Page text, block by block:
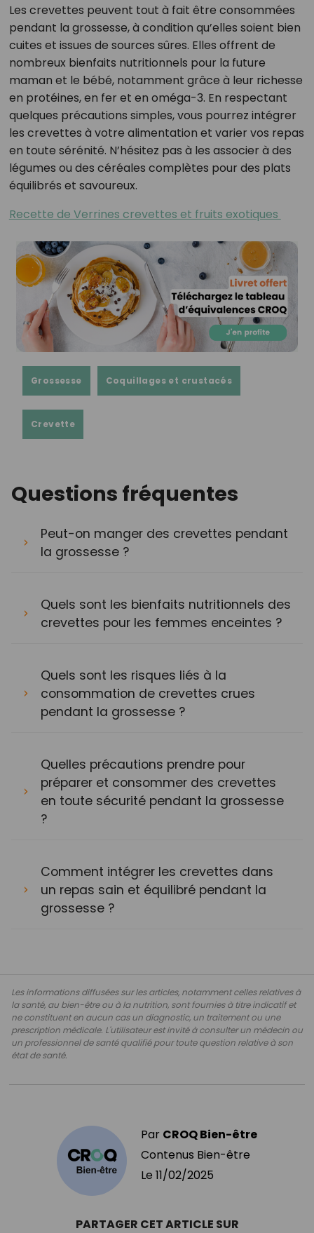
Les crevettes peuvent tout à fait être consommées
pendant la grossesse, à condition qu’elles soient bien
cuites et issues de sources sûres. Elles offrent de
nombreux bienfaits nutritionnels pour la future
maman et le bébé, notamment grâce à leur richesse
en protéines, en fer et en oméga-3. En respectant
quelques précautions simples, vous pourrez intégrer
les crevettes à votre alimentation et varier vos repas
en toute sérénité. N’hésitez pas à les associer à des
légumes ou des céréales complètes pour des plats
équilibrés et savoureux.
Recette de Verrines crevettes et fruits exotiques ⁣
Grossesse Coquillages et crustacés
Crevette
Questions fréquentes
Peut-on manger des crevettes pendant
la grossesse ?
Quels sont les bienfaits nutritionnels des
crevettes pour les femmes enceintes ?
Quels sont les risques liés à la
consommation de crevettes crues
pendant la grossesse ?
Quelles précautions prendre pour
préparer et consommer des crevettes
en toute sécurité pendant la grossesse
?
Comment intégrer les crevettes dans
un repas sain et équilibré pendant la
grossesse ?
Les informations diffusées sur les articles, notamment celles relatives à
la santé, au bien-être ou à la nutrition, sont fournies à titre indicatif et
ne constituent en aucun cas un diagnostic, un traitement ou une
prescription médicale. L'utilisateur est invité à consulter un médecin ou
un professionnel de santé qualifié pour toute question relative à son
état de santé.
Par CROQ Bien-être
Contenus Bien-être
Le 11/02/2025
PARTAGER CET ARTICLE SUR